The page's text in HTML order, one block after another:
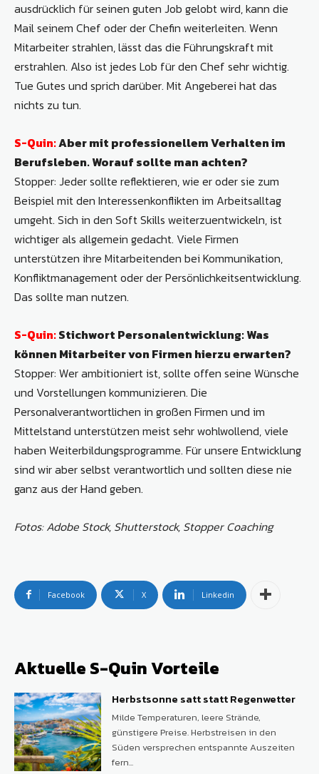
ausdrücklich für seinen guten Job gelobt wird, kann die
Mail seinem Chef oder der Chefin weiterleiten. Wenn
Mitarbeiter strahlen, lässt das die Führungskraft mit
erstrahlen. Also ist jedes Lob für den Chef sehr wichtig.
Tue Gutes und sprich darüber. Mit Angeberei hat das
nichts zu tun.
S-Quin:Aber mit professionellem Verhalten im
Berufsleben. Worauf sollte man achten?
Stopper: Jeder sollte reflektieren, wie er oder sie zum
Beispiel mit den Interessenkonflikten im Arbeitsalltag
umgeht. Sich in den Soft Skills weiterzuentwickeln, ist
wichtiger als allgemein gedacht. Viele Firmen
unterstützen ihre Mitarbeitenden bei Kommunikation,
Konfliktmanagement oder der Persönlichkeitsentwicklung.
Das sollte man nutzen.
S-Quin:Stichwort Personalentwicklung: Was
können Mitarbeiter von Firmen hierzu erwarten?
Stopper: Wer ambitioniert ist, sollte offen seine Wünsche
und Vorstellungen kommunizieren. Die
Personalverantwortlichen in großen Firmen und im
Mittelstand unterstützen meist sehr wohlwollend, viele
haben Weiterbildungsprogramme. Für unsere Entwicklung
sind wir aber selbst verantwortlich und sollten diese nie
ganz aus der Hand geben.
Fotos: Adobe Stock, Shutterstock, Stopper Coaching
Facebook X Linkedin
Aktuelle S-Quin Vorteile
Herbstsonne satt statt Regenwetter
Milde Temperaturen, leere Strände,
günstigere Preise. Herbstreisen in den
Süden versprechen entspannte Auszeiten
fern...